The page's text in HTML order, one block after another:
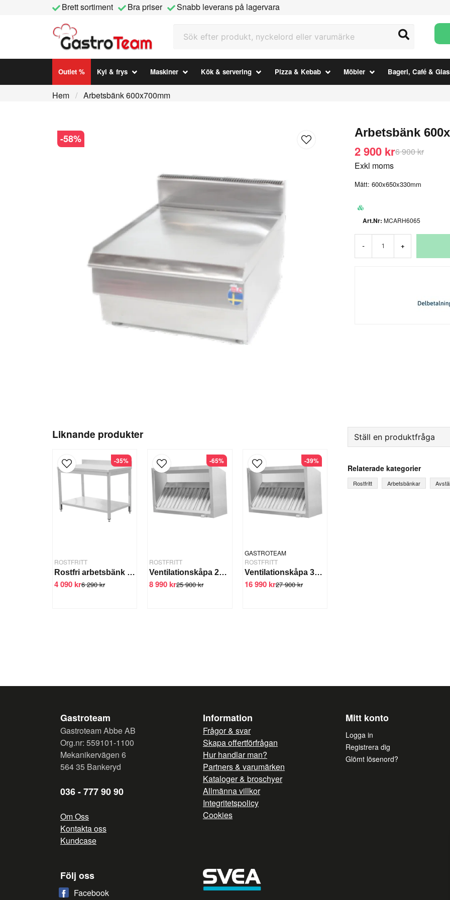
Brett sortiment Bra priser
Snabb leverans på lagervara
Outlet % Kyl & frys Maskiner Kök & servering Pizza & Kebab Möbler Bageri, Café &
Hem Arbetsbänk 600x700mm
-58% Arbetsbänk
6 900 kr
2 900 kr
Exkl moms
Mått: 600x650x330mm
MCARH6065
- +
Liknande produkter
ROSTFRITT
Rostfri arbetsbänk 1400-1800 mm - 1600x700x850 mm 1400x700x850 mm 1600x700x850 mm
6 290 kr
4 090 kr
-35%
ROSTFRITT
Ventilationskåpa 200 cm Filter, fettuppsamlare, belysning
25 900 kr
8 990 kr
-65%
GASTROTEAM
ROSTFRITT
Ventilationskåpa 300 cm
27 900 kr
16 990 kr
-39%
Ställ en produktfråga
Fråga oss något om
Relaterade kategorier
Rostfritt Arbetsbänkar
Gastroteam
Gastroteam Abbe AB
Org.nr: 559101-1100
Mekanikervägen 6
564 35 Bankeryd
036 - 777 90 90
Om Oss
Kontakta oss
Kundcase
Information
Frågor & svar
Skapa offertförfrågan
Hur handlar man?
Partners & varumärken
Kataloger & broschyer
Allmänna villkor
Integritetspolicy
Cookies
Mitt konto
Logga in
Registrera dig
Glömt lösenord?
Följ oss
Facebook